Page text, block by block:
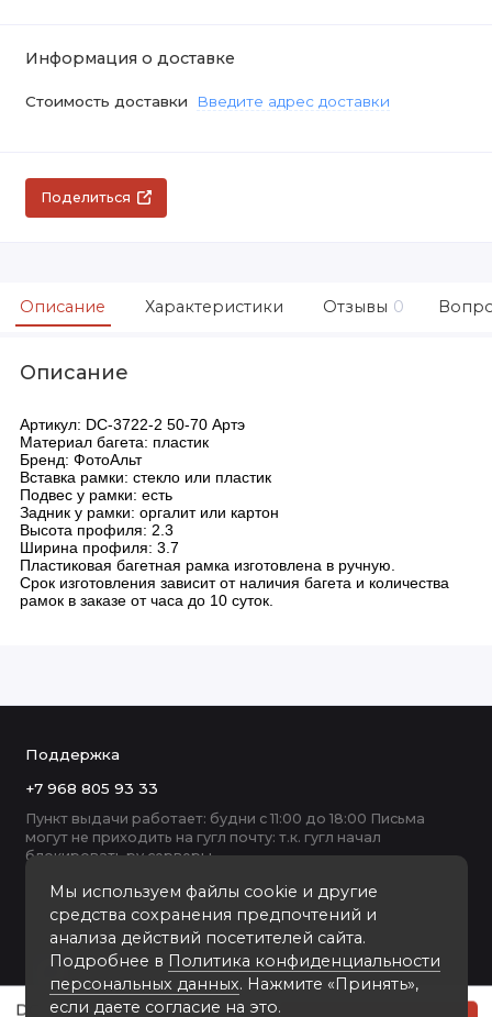
DC-3722-2 пластиковая рамка 50-70
Информация о доставке
Стоимость доставки Введите адрес доставки
Поделиться
Описание Характеристики Отзывы 0
Описание
Артикул: DC-3722-2 50-70 Артэ
Материал багета: пластик
Бренд: ФотоАльт
Вставка рамки: стекло или пластик
Подвес у рамки: есть
Задник у рамки: оргалит или картон
Высота профиля: 2.3
Ширина профиля: 3.7
Пластиковая багетная рамка изготовлена в ручную.
Срок изготовления зависит от наличия багета и количества
рамок в заказе от часа до 10 суток.
Мы используем файлы cookie и другие
средства сохранения предпочтений и
анализа действий посетителей сайта.
Подробнее в Политика конфиденциальности
персональных данных. Нажмите «Принять»,
если даете согласие на это.
Поддержка
+7 968 805 93 33
Пункт выдачи работает: будни с 11:00 до 18:00 Письма
могут не приходить на гугл почту: т.к. гугл начал
блокировать ру серверы